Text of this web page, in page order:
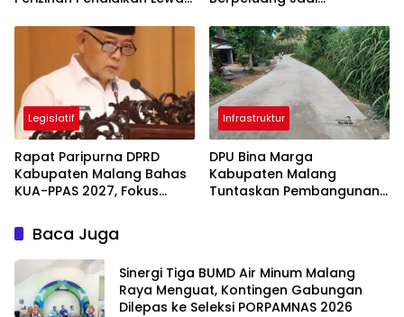
Minum untuk Program MBG
Legislatif
Rapat Paripurna DPRD
Kabupaten Malang Bahas
KUA-PPAS 2027, Fokus
Infrastruktur
DPU Bina Marga
Kabupaten Malang
Tuntaskan Pembangunan
Baca Juga
Sinergi Tiga BUMD Air Minum Malang
Raya Menguat, Kontingen Gabungan
Dilepas ke Seleksi PORPAMNAS 2026